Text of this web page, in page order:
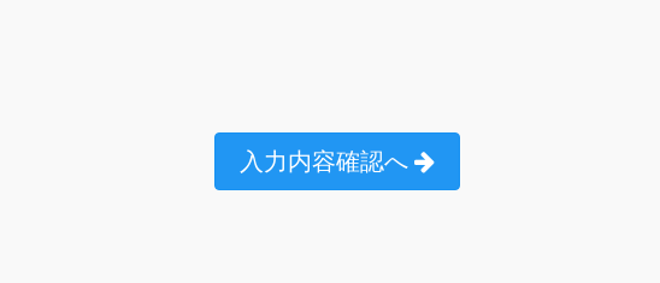
入力内容確認へ